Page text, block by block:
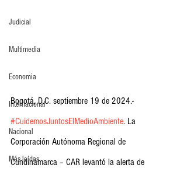
Judicial
Multimedia
Economia
Internacional
Nacional
Más leídas
Bogotá, D.C. septiembre 19 de 2024.-
#CuidemosJuntosElMedioAmbiente. La
Corporación Autónoma Regional de
Cundinamarca – CAR levantó la alerta de